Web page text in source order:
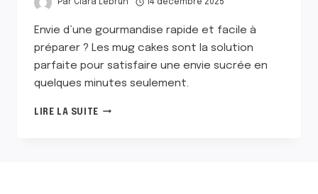
Par Clara Lebrun 14 décembre 2025
Envie d’une gourmandise rapide et facile à
préparer ? Les mug cakes sont la solution
parfaite pour satisfaire une envie sucrée en
quelques minutes seulement.
LIRE LA SUITETOP